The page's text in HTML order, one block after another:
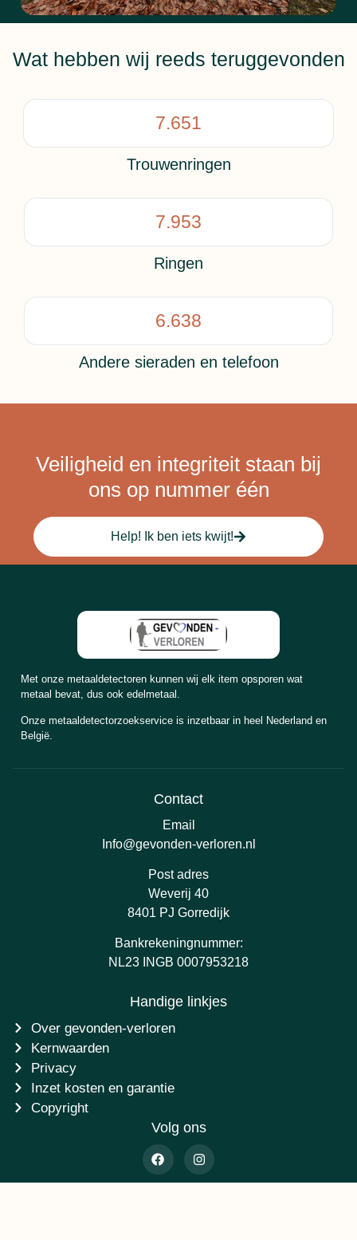
Wat hebben wij reeds teruggevonden
7.651
Trouwenringen
7.953
Ringen
6.638
Andere sieraden en telefoon
Veiligheid en integriteit staan bij
ons op nummer één
Help! Ik ben iets kwijt!
Met onze metaaldetectoren kunnen wij elk item opsporen wat
metaal bevat, dus ook edelmetaal.
Onze metaaldetectorzoekservice is inzetbaar in heel Nederland en
België.
Contact
Email
Info@gevonden-verloren.nl
Post adres
Weverij 40
8401 PJ Gorredijk
Bankrekeningnummer:
NL23 INGB 0007953218
Handige linkjes
Over gevonden-verloren
Kernwaarden
Privacy
Inzet kosten en garantie
Copyright
Volg ons